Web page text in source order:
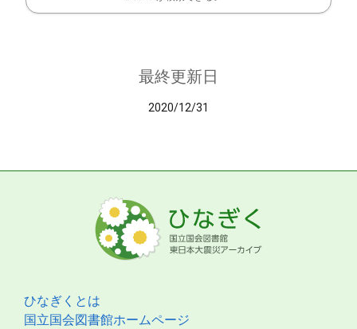
最終更新日
2020/12/31
ひなぎくとは
国立国会図書館ホームページ